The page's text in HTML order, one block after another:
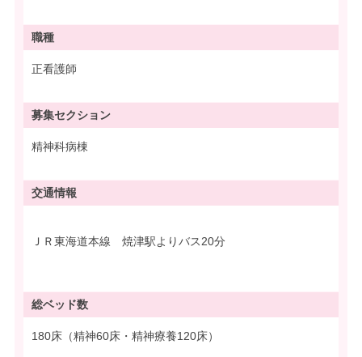
職種
正看護師
募集セクション
精神科病棟
交通情報
ＪＲ東海道本線 焼津駅よりバス20分
総ベッド数
180床（精神60床・精神療養120床）